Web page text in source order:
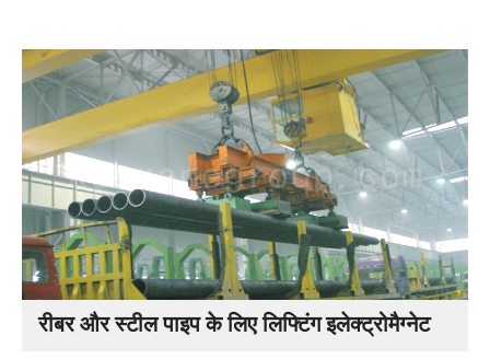
रीबर और स्टील पाइप के लिए लिफ्टिंग इलेक्ट्रोमैग्नेट